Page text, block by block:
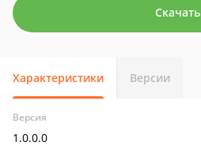
Скачать
Характеристики Версии
Версия
1.0.0.0